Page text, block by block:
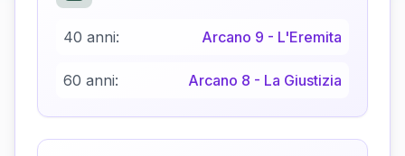
40 anni: Arcano 9 - L'Eremita
60 anni: Arcano 8 - La Giustizia